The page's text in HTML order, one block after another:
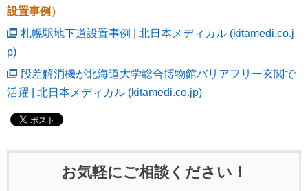
設置事例）
札幌駅地下道設置事例 | 北日本メディカル (kitamedi.co.j
p)
段差解消機が北海道大学総合博物館バリアフリー玄関で
活躍 | 北日本メディカル (kitamedi.co.jp)
お気軽にご相談ください！